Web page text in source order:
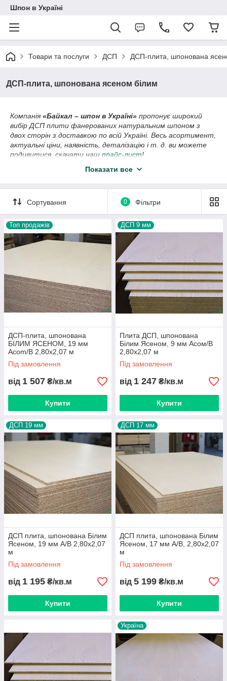
Шпон в Україні
Товари та послуги ДСП ДСП-плита, шпонована
ДСП-плита, шпонована ясеном білим
ДСП плита шпонована Ясень
Білий
струганим шпономЯсеня Білого. Плита ДСП
чудово підходить для оздоблювальних робіт в
житлових і офісних приміщеннях.
Застосовується при виготовленні
різноманітних меблевих конструкцій, таких
як: каркас ліжка, комод, шафа-купе, кухонна
стільниця, кухня, письмовий стіл і т. д.
Вироби з ДСП плити фанерованих шпоною
вигляд і відмінні експлуатаційні характеристики.
Це забезпечує високу популярність матеріалу у
виробників меблів і кінцевих споживачів.
Компанія «Байкал – шпон в Україні» пропонує широкий
вибір ДСП плити фанерованих натуральним шпоном з
двох сторін з доставкою по всій Україні. Весь асортимент,
актуальні ціни, наявність, деталізацію і т. д. ви можете
подивитися, скачати наш прайс-лист!
Показати все
Сортування 0 Фільтри
Топ продажів
ДСП-плита, шпонована
БІЛИМ ЯСЕНОМ, 19 мм
Аcom/B 2,80х2,07 м
Під замовлення
від 1 507 ₴/кв.м
Купити
ДСП 9 мм
Плита ДСП, шпонована
Білим Ясеном, 9 мм Асом/B
2,80х2,07 м
Під замовлення
від 1 247 ₴/кв.м
Купити
ДСП 19 мм
ДСП плита, шпонована Білим
Ясеном, 19 мм А/B 2,80х2,07
м
Під замовлення
від 1 195 ₴/кв.м
Купити
ДСП 17 мм
ДСП плита, шпонована Білим
Ясеном, 17 мм А/B, 2,80х2,07
м
Під замовлення
від 5 199 ₴/кв.м
Купити
Україна